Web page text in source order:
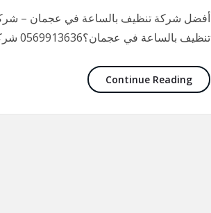
أفضل شركة تنظيف بالساعة في عجمان –
تنظيف بالساعة في عجمان؟0569913636 شركة العناية والثقة لخدمات التنظيف هي الخيار الأمثل لك!
Continue Reading